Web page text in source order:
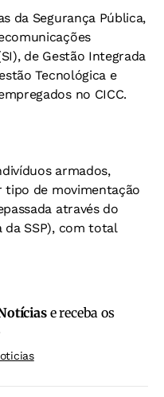
da Segurança Pública,
de Gestão Integrada
Tecnológica e
no CICC.
armados,
de movimentação
através do
da SSP), com total
e receba os